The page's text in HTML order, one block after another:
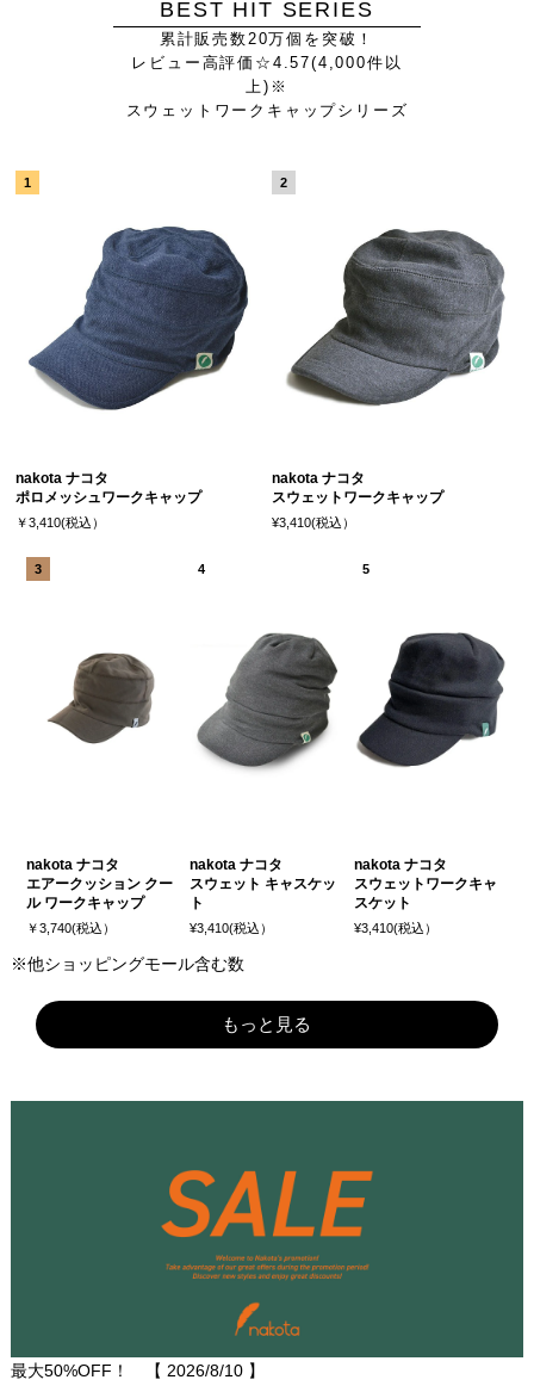
BEST HIT SERIES
累計販売数20万個を突破！
レビュー高評価☆4.57(4,000件以
上)※
スウェットワークキャップシリーズ
nakota ナコタ
ポロメッシュワークキャップ
￥3,410(税込）
nakota ナコタ
スウェットワークキャップ
¥3,410(税込）
nakota ナコタ
エアークッション クー
ル ワークキャップ
￥3,740(税込）
nakota ナコタ
スウェット キャスケッ
ト
¥3,410(税込）
nakota ナコタ
スウェットワークキャ
スケット
¥3,410(税込）
※他ショッピングモール含む数
もっと見る
最大50%OFF！ 【 2026/8/10】